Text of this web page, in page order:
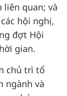
liên quan; và
hội nghị,
đợt Hội
gian.
chủ trì tổ
ngành và